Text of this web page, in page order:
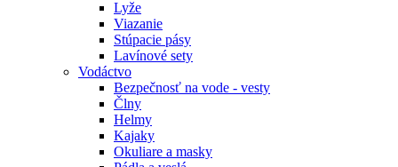
Lyže
Viazanie
Stúpacie pásy
Lavínové sety
Vodáctvo
Bezpečnosť na vode - vesty
Člny
Helmy
Kajaky
Okuliare a masky